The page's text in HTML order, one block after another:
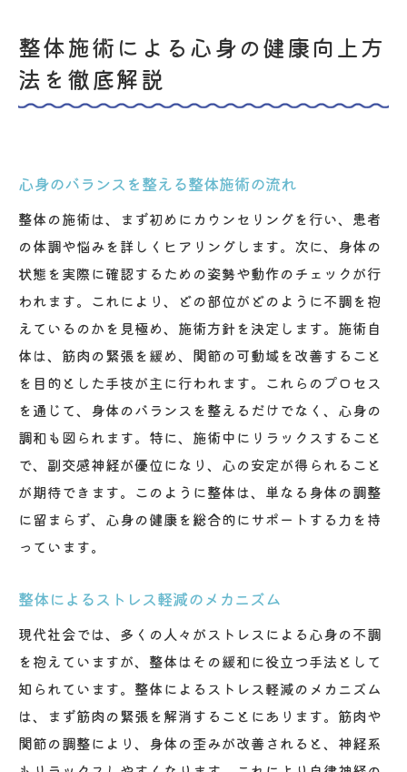
整体施術による心身の健康向上方
法を徹底解説
心身のバランスを整える整体施術の流れ
整体の施術は、まず初めにカウンセリングを行い、患者
の体調や悩みを詳しくヒアリングします。次に、身体の
状態を実際に確認するための姿勢や動作のチェックが行
われます。これにより、どの部位がどのように不調を抱
えているのかを見極め、施術方針を決定します。施術自
体は、筋肉の緊張を緩め、関節の可動域を改善すること
を目的とした手技が主に行われます。これらのプロセス
を通じて、身体のバランスを整えるだけでなく、心身の
調和も図られます。特に、施術中にリラックスすること
で、副交感神経が優位になり、心の安定が得られること
が期待できます。このように整体は、単なる身体の調整
に留まらず、心身の健康を総合的にサポートする力を持
っています。
整体によるストレス軽減のメカニズム
現代社会では、多くの人々がストレスによる心身の不調
を抱えていますが、整体はその緩和に役立つ手法として
知られています。整体によるストレス軽減のメカニズム
は、まず筋肉の緊張を解消することにあります。筋肉や
関節の調整により、身体の歪みが改善されると、神経系